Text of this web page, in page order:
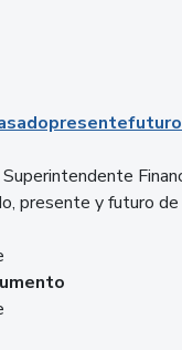
presente y futuro